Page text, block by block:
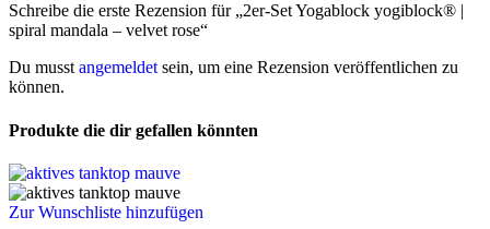
Schreibe die erste Rezension für „2er-Set Yogablock yogiblock® |
spiral mandala – velvet rose“
Du musstangemeldetsein, um eine Rezension veröffentlichen zu
können.
Produkte die dir gefallen könnten
Zur Wunschliste hinzufügen